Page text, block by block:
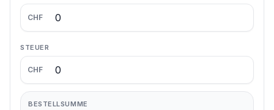
CHF
STEUER
CHF
BESTELLSUMME